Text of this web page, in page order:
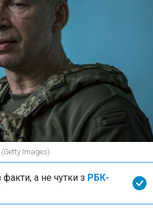
Images)
а не чутки з РБК-